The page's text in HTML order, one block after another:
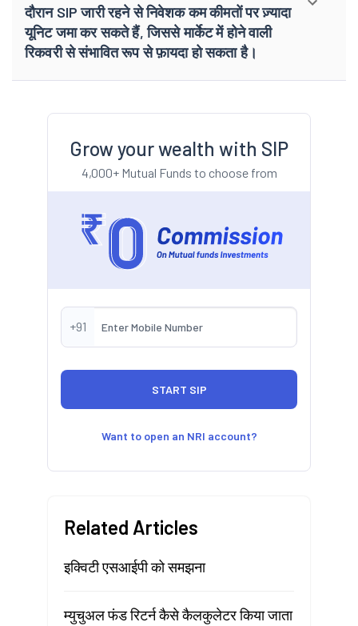
दौरान SIP जारी रहने से निवेशक कम कीमतों पर ज़्यादा
यूनिट जमा कर सकते हैं, जिससे मार्केट में होने वाली
रिकवरी से संभावित रूप से फ़ायदा हो सकता है।
Grow your wealth with SIP
4,000+ Mutual Funds to choose from
+91
Want to open an NRI account?
Related Articles
इक्विटी एसआईपी को समझना
म्युचुअल फंड रिटर्न कैसे कैलकुलेटर किया जाता